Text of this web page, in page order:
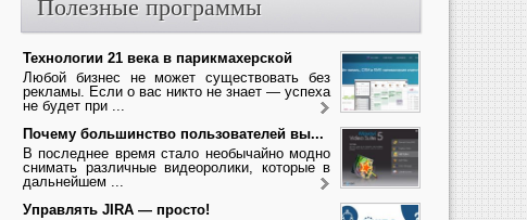
Полезные программы
Технологии 21 века в парикмахерской
Любой бизнес не может существовать без
рекламы. Если о вас никто не знает — успеха
не будет при ...
Почему большинство пользователей вы...
В последнее время стало необычайно модно
снимать различные видеоролики, которые в
дальнейшем ...
Управлять JIRA — просто!